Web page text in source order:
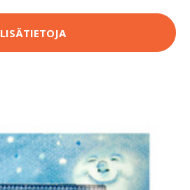
LISÄTIETOJA